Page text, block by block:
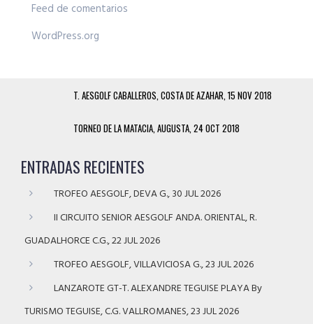
Feed de comentarios
WordPress.org
T. AESGOLF CABALLEROS, COSTA DE AZAHAR, 15 NOV 2018
TORNEO DE LA MATACIA, AUGUSTA, 24 OCT 2018
ENTRADAS RECIENTES
TROFEO AESGOLF, DEVA G., 30 JUL 2026
II CIRCUITO SENIOR AESGOLF ANDA. ORIENTAL, R.
GUADALHORCE C.G., 22 JUL 2026
TROFEO AESGOLF, VILLAVICIOSA G., 23 JUL 2026
LANZAROTE GT-T. ALEXANDRE TEGUISE PLAYA By
TURISMO TEGUISE, C.G. VALLROMANES, 23 JUL 2026